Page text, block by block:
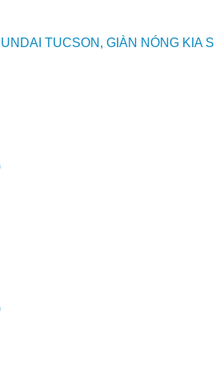
TUCSON, GIÀN NÓNG KIA